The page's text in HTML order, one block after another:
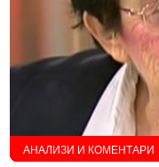
АНАЛИЗИ И КОМЕНТАРИ